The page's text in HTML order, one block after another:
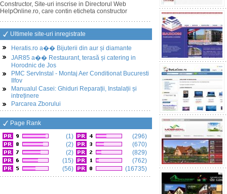
Constructor, Site-uri inscrise in Directorul Web
HelpOnline.ro, care contin eticheta constructor
Ultimele site-uri inregistrate
Heratis.ro a�� Bijuterii din aur și diamante
JAR85 a�� Restaurant, terasă și catering in
Horodnic de Jos
PMC ServInstal - Montaj Aer Conditionat Bucuresti
Ilfov
Manualul Casei: Ghiduri Reparații, Instalații și
intreținere
Parcarea Zborului
Page Rank
(1)
(2)
(2)
(15)
(56)
(296)
(670)
(829)
(762)
(16735)